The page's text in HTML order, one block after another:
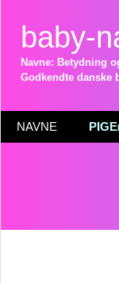
baby-
Navne: Betydning
Godkendte danske
NAVNE